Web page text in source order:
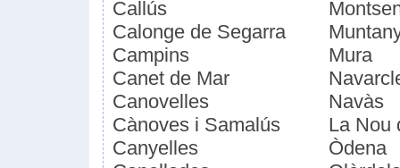
Callús
Calonge de Segarra
Campins
Canet de Mar
Canovelles
Cànoves i Samalús
Canyelles
Mura
Navàs
La Nou
Òdena